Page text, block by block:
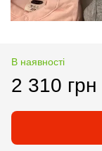
В наявності
2 310 грн